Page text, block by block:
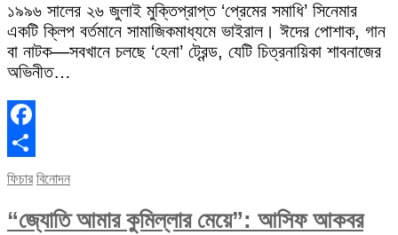
১৯৯৬ সালের ২৬ জুলাই মুক্তিপ্রাপ্ত ‘প্রেমের সমাধি’ সিনেমার
একটি ক্লিপ বর্তমানে সামাজিকমাধ্যমে ভাইরাল। ঈদের পোশাক, গান
বা নাটক—সবখানে চলছে ‘হেনা’ ট্রেন্ড, যেটি চিত্রনায়িকা শাবনাজের
অভিনীত…
Facebook
Share
ফিচার বিনোদন
“জ্যোতি আমার কুমিল্লার মেয়ে”: আসিফ আকবর